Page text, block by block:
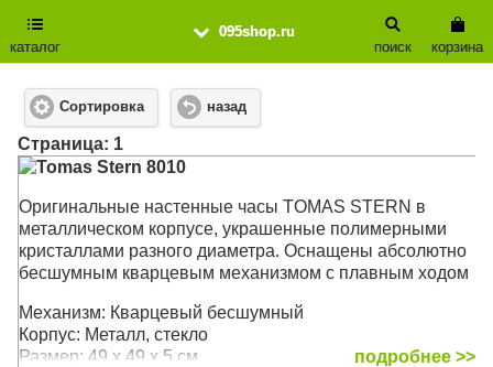
095shop.ru
каталог
корзина
поиск
Сортировка назад
Cтраница: 1
Tomas Stern 8010
Оригинальные настенные часы TOMAS STERN в
металлическом корпусе, украшенные полимерными
кристаллами разного диаметра. Оснащены абсолютно
бесшумным кварцевым механизмом с плавным ходом
Механизм: Кварцевый бесшумный
Корпус: Металл, стекло
Размер: 49 х 49 х 5 см
подробнее >>